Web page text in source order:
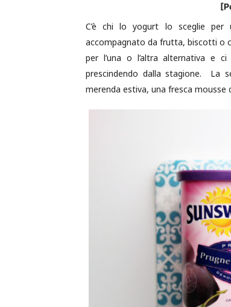
C’è chi lo yogurt lo sceglie per
accompagnato da frutta, biscotti o
per l’una o l’altra alternativa e
prescindendo dalla stagione. La
merenda estiva, una fresca mousse